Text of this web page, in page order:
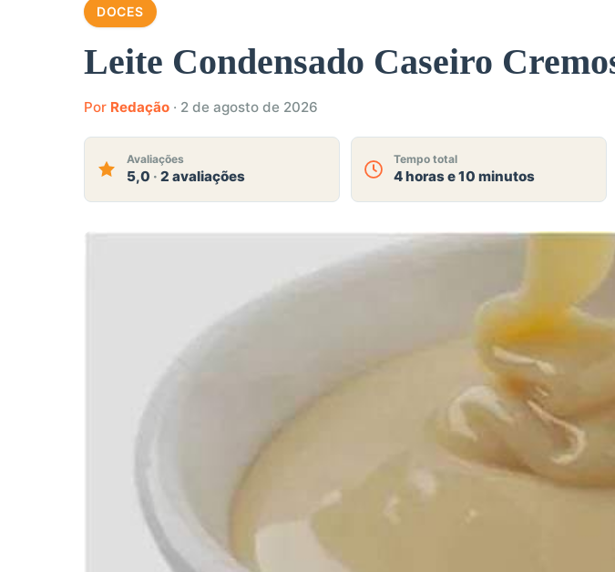
DOCES
Leite Condensado Caseiro
Por Redação · 2 de agosto de 2026
Avaliações
5,0 ·2 avaliações
Tempo total
4 horas e 10 minutos